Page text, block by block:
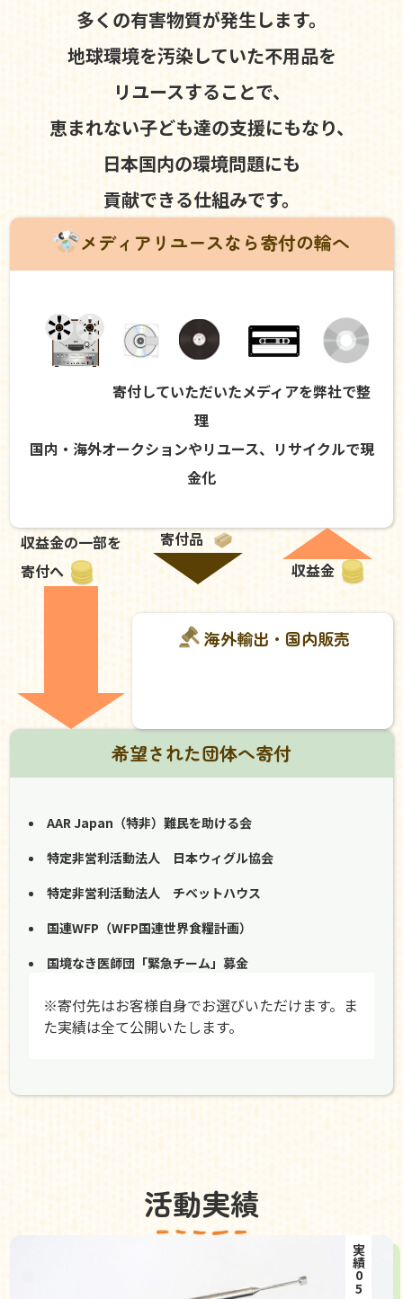
多くの有害物質が発生します。
地球環境を汚染していた不用品を
リユースすることで、
恵まれない子ども達の支援にもなり、
日本国内の環境問題にも
貢献できる仕組みです。
メディアリユースなら寄付の輪へ
寄付していただいたメディアを弊社で整
理
国内・海外オークションやリユース、リサイクルで現
金化
収益金の一部を
寄付へ
寄付品
収益金
海外輸出・国内販売
希望された団体へ寄付
AAR Japan（特非）難民を助ける会
特定非営利活動法人 日本ウィグル協会
特定非営利活動法人 チベットハウス
国連WFP（WFP国連世界食糧計画）
国境なき医師団「緊急チーム」募金
※寄付先はお客様自身でお選びいただけます。ま
た実績は全て公開いたします。
活動実績
実績05